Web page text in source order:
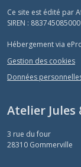
Ce site est édité par
SIREN :
Hébergement via
Gestion des cookies
Données
Atelier Jules
3 rue du four
28310 Gommerville